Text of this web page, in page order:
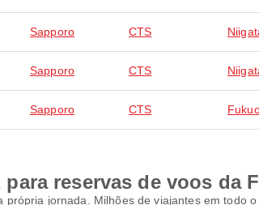
Sapporo CTS
Sapporo CTS
Sapporo CTS
reservas de voos da
jornada. Milhões de viajantes em todo